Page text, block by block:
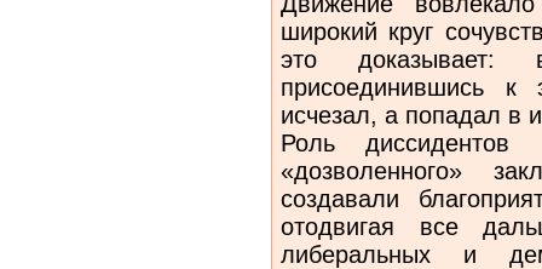
широкий круг
это
присоединившись
исчезал, а попадал в
Роль диссидентов
«дозволенного»
создавали
отодвигая все
либеральных и